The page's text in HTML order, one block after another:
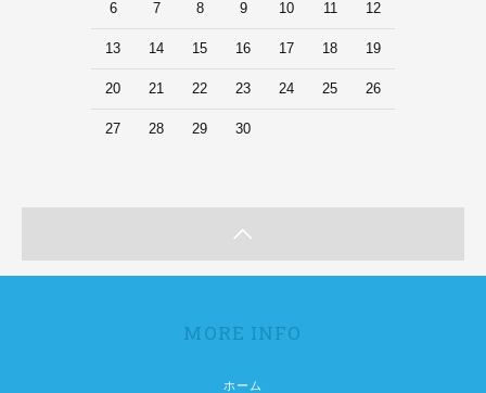
6 7 8 9 10 11 12
13 14 15 16 17 18 19
20 21 22 23 24 25 26
27 28 29 30
MORE INFO
ホーム